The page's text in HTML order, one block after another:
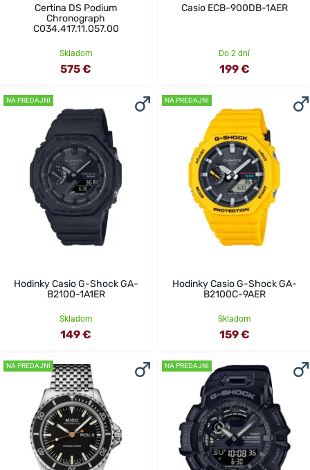
Certina DS Podium
Chronograph
C034.417.11.057.00
Skladom
575 €
Casio ECB-900DB-1AER
Do 2 dní
199 €
NA PREDAJNI
Hodinky Casio G-Shock GA-
B2100-1A1ER
Skladom
149 €
NA PREDAJNI
Hodinky Casio G-Shock GA-
B2100C-9AER
Skladom
159 €
NA PREDAJNI NA PREDAJNI